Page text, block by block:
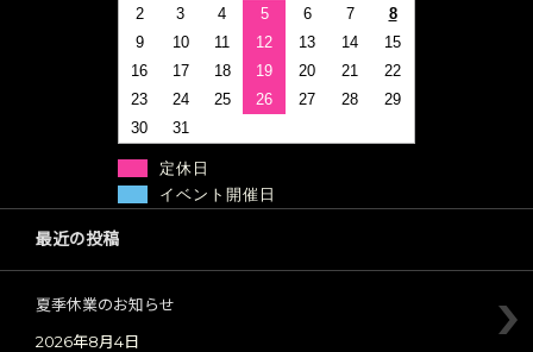
2
3 4 5 6 7
8
9
10 11 12 13 14
15
16
17 18 19 20 21
22
23
24 25 26 27 28
29
30
31
定休日
イベント開催日
最近の投稿
夏季休業のお知らせ
2026年8月4日